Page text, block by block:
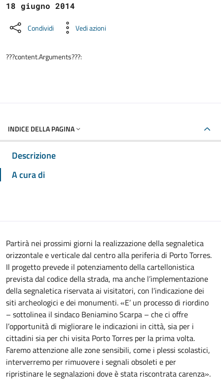
18 giugno 2014
Condividi Vedi azioni
???content.Arguments???:
INDICE DELLA PAGINA
Descrizione
A cura di
Partirà nei prossimi giorni la realizzazione della segnaletica
orizzontale e verticale dal centro alla periferia di Porto Torres.
Il progetto prevede il potenziamento della cartellonistica
prevista dal codice della strada, ma anche l’implementazione
della segnaletica riservata ai visitatori, con l’indicazione dei
siti archeologici e dei monumenti.«E’ un processo di riordino
– sottolinea il sindaco Beniamino Scarpa – che ci offre
l’opportunità di migliorare le indicazioni in città, sia per i
cittadini sia per chi visita Porto Torres per la prima volta.
Faremo attenzione alle zone sensibili, come i plessi scolastici,
interverremo per rimuovere i segnali obsoleti e per
ripristinare le segnalazioni dove è stata riscontrata carenza».